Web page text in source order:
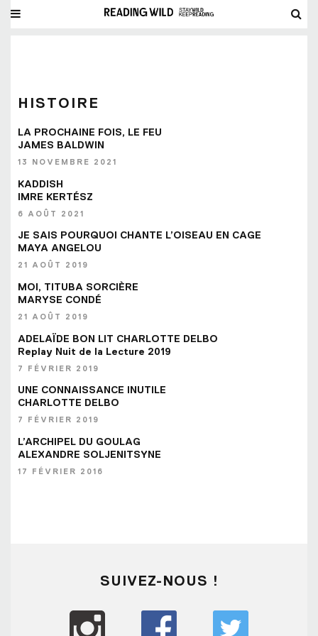
HISTOIRE
LA PROCHAINE FOIS, LE FEU
JAMES BALDWIN
13 NOVEMBRE 2021
KADDISH
IMRE KERTÉSZ
6 AOÛT 2021
JE SAIS POURQUOI CHANTE L’OISEAU EN CAGE
MAYA ANGELOU
21 AOÛT 2019
MOI, TITUBA SORCIÈRE
MARYSE CONDÉ
21 AOÛT 2019
ADELAÏDE BON LIT CHARLOTTE DELBO
Replay Nuit de la Lecture 2019
7 FÉVRIER 2019
UNE CONNAISSANCE INUTILE
CHARLOTTE DELBO
7 FÉVRIER 2019
L’ARCHIPEL DU GOULAG
ALEXANDRE SOLJENITSYNE
17 FÉVRIER 2016
SUIVEZ-NOUS !